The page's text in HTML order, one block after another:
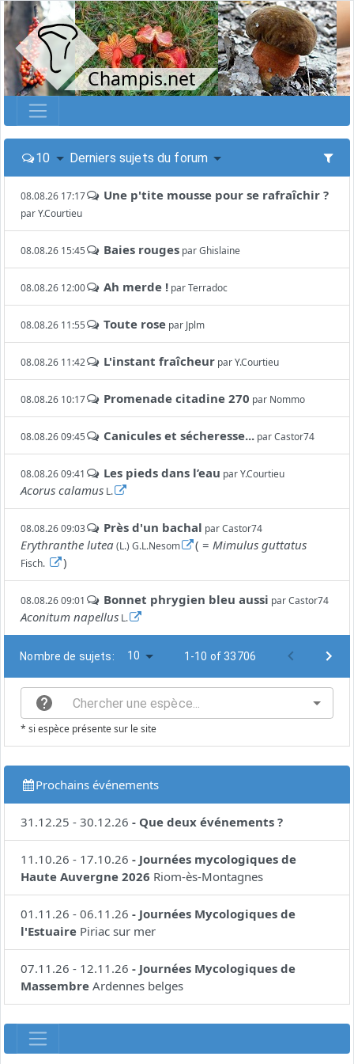
Champis.net
10 Derniers sujets du forum
08.08.26 17:17 Une p'tite mousse pour se rafraîchir ?
parY.Courtieu
08.08.26 15:45 Baies rouges parGhislaine
08.08.26 12:00 Ah merde ! parTerradoc
08.08.26 11:55 Toute rose par Jplm
08.08.26 11:42 L'instant fraîcheur parY.Courtieu
08.08.26 10:17 Promenade citadine 270 par Nommo
08.08.26 09:45 Canicules et sécheresse... parCastor74
08.08.26 09:41 Les pieds dans l’eau parY.Courtieu
Acorus calamus L.
08.08.26 09:03 Près d'un bachal parCastor74
Erythranthe lutea(L.) G.L.Nesom ( =Mimulus guttatus
Fisch. )
08.08.26 09:01 Bonnet phrygien bleu aussi parCastor74
Aconitum napellus L.
Nombre de sujets: 10 1-10 of 33706
* si espèce présente sur le site
Prochains événements
31.12.25 - 30.12.26 - Que deux événements ?
11.10.26 - 17.10.26 - Journées mycologiques de
Haute Auvergne 2026 Riom-ès-Montagnes
01.11.26 - 06.11.26 - Journées Mycologiques de
l'Estuaire Piriac sur mer
07.11.26 - 12.11.26 - Journées Mycologiques de
Massembre Ardennes belges